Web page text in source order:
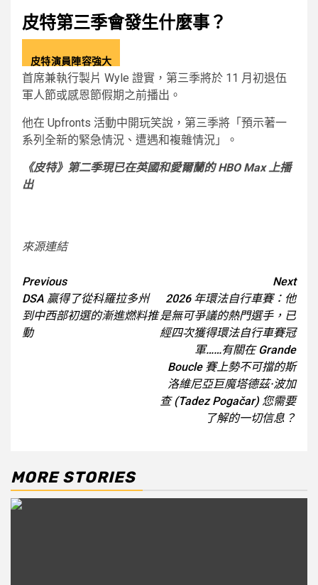
皮特第三季會發生什麼事？
皮特演員陣容強大
首席兼執行製片 Wyle 證實，第三季將於 11 月初退伍
軍人節或感恩節假期之前播出。
他在 Upfronts 活動中開玩笑說，第三季將「預示著一
系列全新的緊急情況、遭遇和複雜情況」。
《皮特》第二季現已在英國和愛爾蘭的 HBO Max 上播
出
來源連結
Post
navigation
Previous
DSA 贏得了從科羅拉多州
到中西部初選的漸進燃料推
動
Next
2026 年環法自行車賽：他
是無可爭議的熱門選手，已
經四次獲得環法自行車賽冠
軍……有關在 Grande
Boucle 賽上勢不可擋的斯
洛維尼亞巨魔塔德茲·波加
查 (Tadez Pogačar) 您需要
了解的一切信息？
MORE STORIES